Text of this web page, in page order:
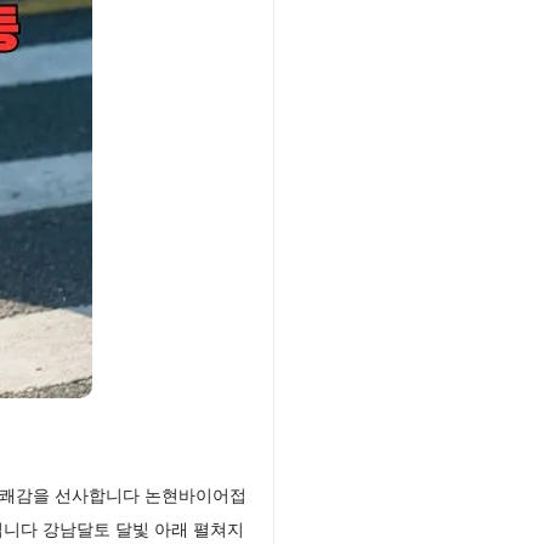
감을 선사합니다 논현바이어접
다 강남달토 달빛 아래 펼쳐지